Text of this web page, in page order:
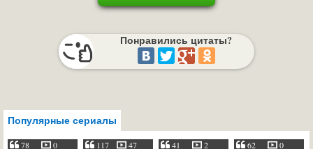
Понравились цитаты?
Популярные сериалы
78 0 117 47 41 2 62 0